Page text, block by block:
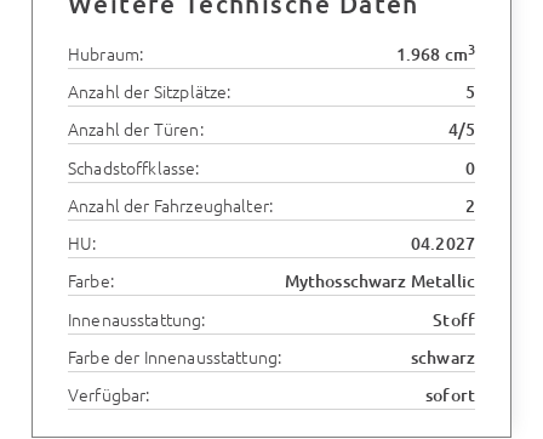
Hubraum: 1.968 cm3
Anzahl der Sitzplätze: 5
Anzahl der Türen: 4/5
Schadstoffklasse: 0
Anzahl der Fahrzeughalter: 2
HU: 04.2027
Farbe: Mythosschwarz Metallic
Innenausstattung: Stoff
Farbe der Innenausstattung: schwarz
Verfügbar: sofort